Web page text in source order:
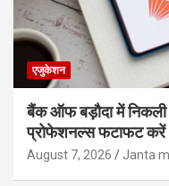
एजुकेशन
बैंक ऑफ बड़ौदा में निकली
प्रोफेशनल्स फटाफट
August 7, 2026 Janta